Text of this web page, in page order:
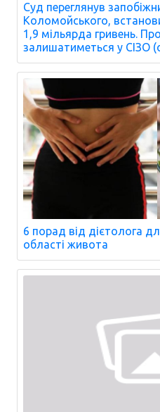
Суд переглянув
Коломойського,
1,9 мільярда гривень.
залишатиметься у СІЗО
6 порад від дієтолога
області живота